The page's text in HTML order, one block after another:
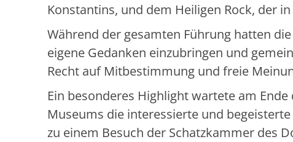
Konstantins, und dem Heiligen Rock, der
Während der gesamten Führung hatten
eigene Gedanken einzubringen und
Recht auf Mitbestimmung und freie
Ein besonderes Highlight wartete am
Museums die interessierte und
zu einem Besuch der Schatzkammer des